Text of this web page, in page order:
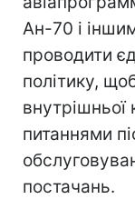
Ан-70 і
проводити
політику,
внутрішньої
питаннями
постачань.